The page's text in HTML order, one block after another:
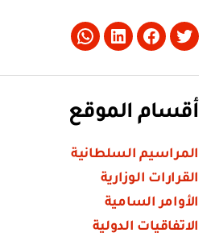
Twitter
Facebook
LinkedIn
Whatsapp
أقسام الموقع
المراسيم السلطانية
القرارات الوزارية
الأوامر السامية
الاتفاقيات الدولية